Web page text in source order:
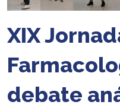
XIX
debate